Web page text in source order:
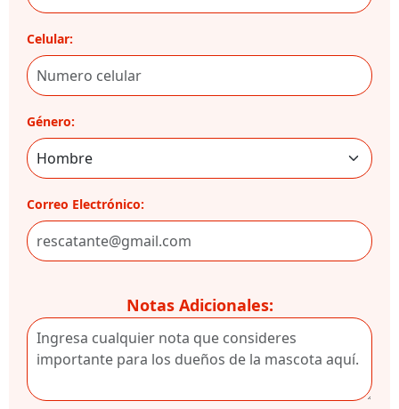
Celular:
Género:
Correo Electrónico:
Notas Adicionales: